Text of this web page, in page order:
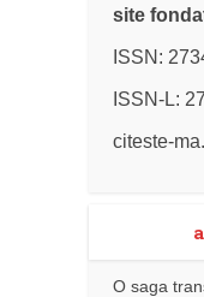
site
ISSN:
ISSN-L:
citeste-
O saga